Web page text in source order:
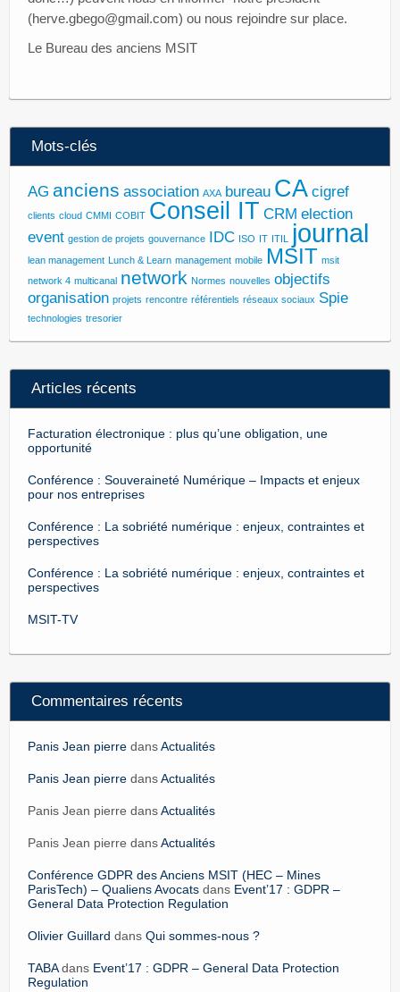
(herve.gbego@gmail.com) ou nous rejoindre sur place.
Le Bureau des anciens MSIT
Mots-clés
AG anciens association AXA bureau CA cigref
clients cloud CMMI COBIT Conseil IT CRM election
event gestion de projets gouvernance IDC ISO IT ITIL journal
lean management Lunch & Learn management mobile MSIT msit
network 4 multicanal network Normes nouvelles objectifs
organisation projets rencontre référentiels réseaux sociaux Spie
technologies tresorier
Articles récents
Facturation électronique : plus qu’une obligation, une
opportunité
Conférence : Souveraineté Numérique – Impacts et enjeux
pour nos entreprises
Conférence : La sobriété numérique : enjeux, contraintes et
perspectives
Conférence : La sobriété numérique : enjeux, contraintes et
perspectives
MSIT-TV
Commentaires récents
Panis Jean pierre dansActualités
Panis Jean pierre dansActualités
Panis Jean pierre dansActualités
Panis Jean pierre dansActualités
Conférence GDPR des Anciens MSIT (HEC – Mines
ParisTech) – Qualiens Avocats dans Event’17 : GDPR –
General Data Protection Regulation
Olivier Guillard dans Qui sommes-nous ?
TABAdans Event’17 : GDPR – General Data Protection
Regulation